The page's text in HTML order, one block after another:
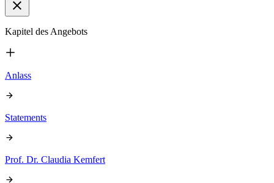
Kapitel des Angebots
Anlass
Statements
Prof. Dr. Claudia Kemfert